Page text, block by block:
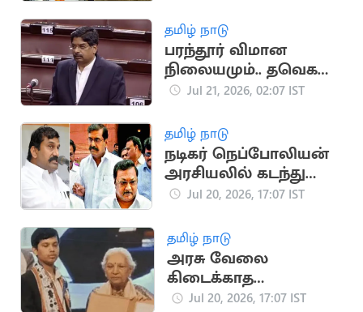
தமிழ் நாடு
பரந்தூர் விமான
நிலையமும்.. தவெக
அரசின் நிலைப்பாடும்
Jul 21, 2026, 02:07 IST
தமிழ் நாடு
நடிகர் நெப்போலியன்
அரசியலில் கடந்து
வந்த முக்கிய
Jul 20, 2026, 17:07 IST
தமிழ் நாடு
அரசு வேலை
கிடைக்காத
விரக்தியில் இளைஞர்
Jul 20, 2026, 17:07 IST